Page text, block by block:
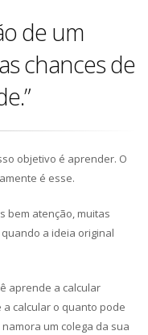
de um
chances de
objetivo é aprender. O
é esse.
bem atenção, muitas
a ideia original
aprende a calcular
calcular o quanto pode
um colega da sua